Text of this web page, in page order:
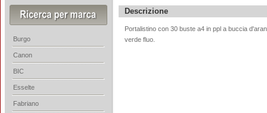
Descrizione
Portalistino con 30 buste a4 in ppl a buccia
verde fluo.
Burgo
Canon
BIC
Esselte
Fabriano